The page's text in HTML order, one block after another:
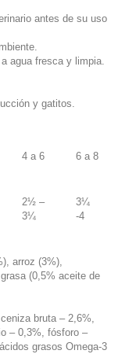
antes de su uso
agua fresca y limpia.
y gatitos.
4 a 6 6 a 8
2½ –
3¼
3¼
-4
arroz (3%),
(0,5% aceite de
bruta – 2,6%,
– 0,3%, fósforo –
grasos Omega-3